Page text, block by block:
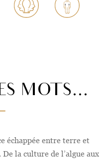
MOTS...
échappée entre terre et
la culture de l’algue aux